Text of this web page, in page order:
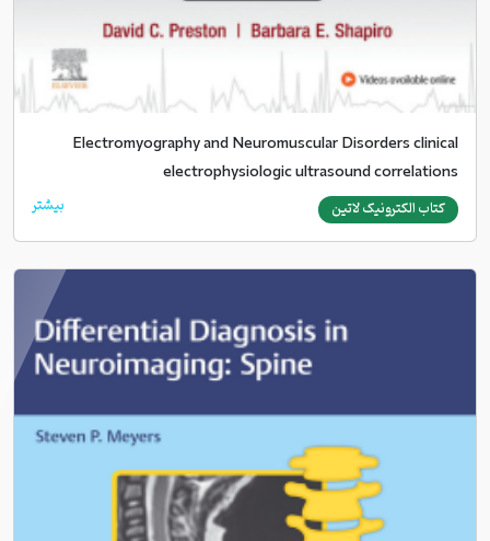
Electromyography and Neuromuscular Disorders clinical
electrophysiologic ultrasound correlations
کتاب الکترونیک لاتین بیشتر